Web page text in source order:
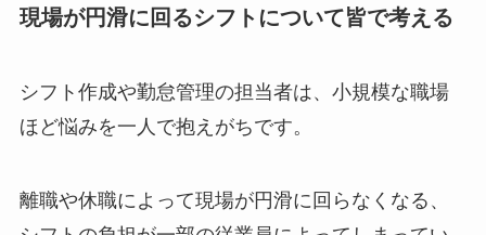
現場が円滑に回るシフトについて皆で考える
シフト作成や勤怠管理の担当者は、小規模な職場
ほど悩みを一人で抱えがちです。
離職や休職によって現場が円滑に回らなくなる、